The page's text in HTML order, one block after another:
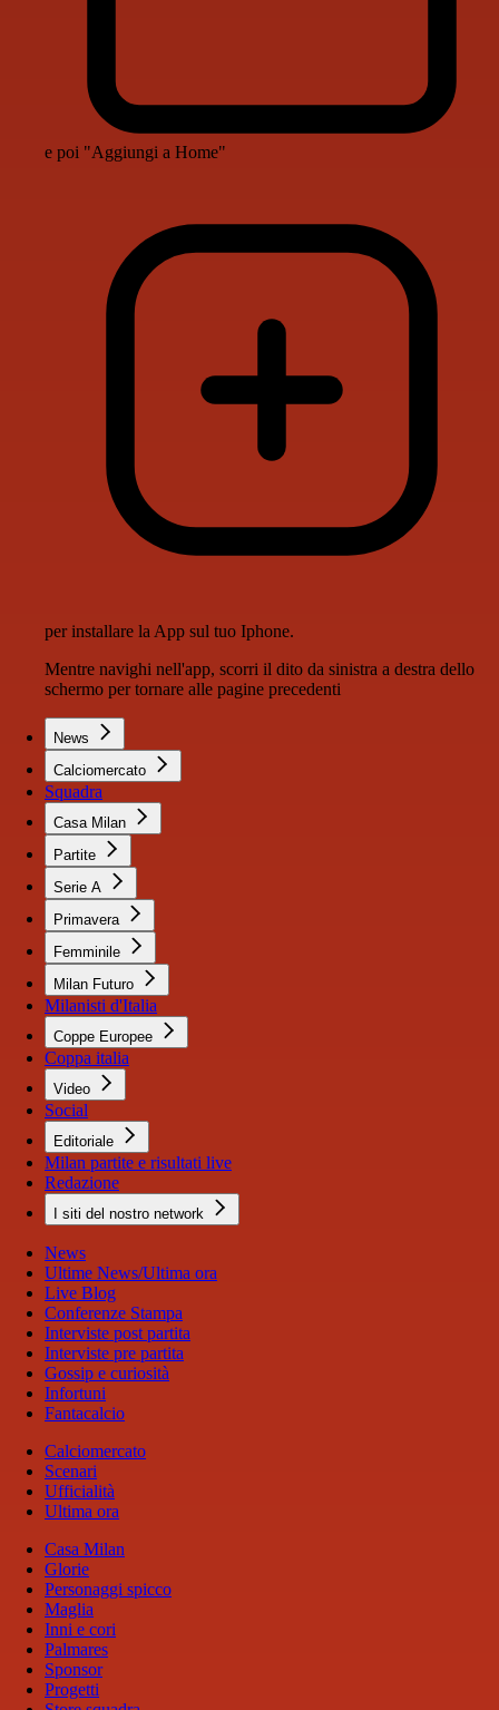
e poi "Aggiungi a Home"
per installare la App sul tuo Iphone.
Mentre navighi nell'app, scorri il dito da sinistra a destra dello
schermo per tornare alle pagine precedenti
News
Calciomercato
Squadra
Casa Milan
Partite
Serie A
Primavera
Femminile
Milan Futuro
Milanisti d'Italia
Coppe Europee
Coppa italia
Video
Social
Editoriale
Milan partite e risultati live
Redazione
I siti del nostro network
News
Ultime News/Ultima ora
Live Blog
Conferenze Stampa
Interviste post partita
Interviste pre partita
Gossip e curiosità
Infortuni
Fantacalcio
Calciomercato
Scenari
Ufficialità
Ultima ora
Casa Milan
Glorie
Personaggi spicco
Maglia
Inni e cori
Palmares
Sponsor
Progetti